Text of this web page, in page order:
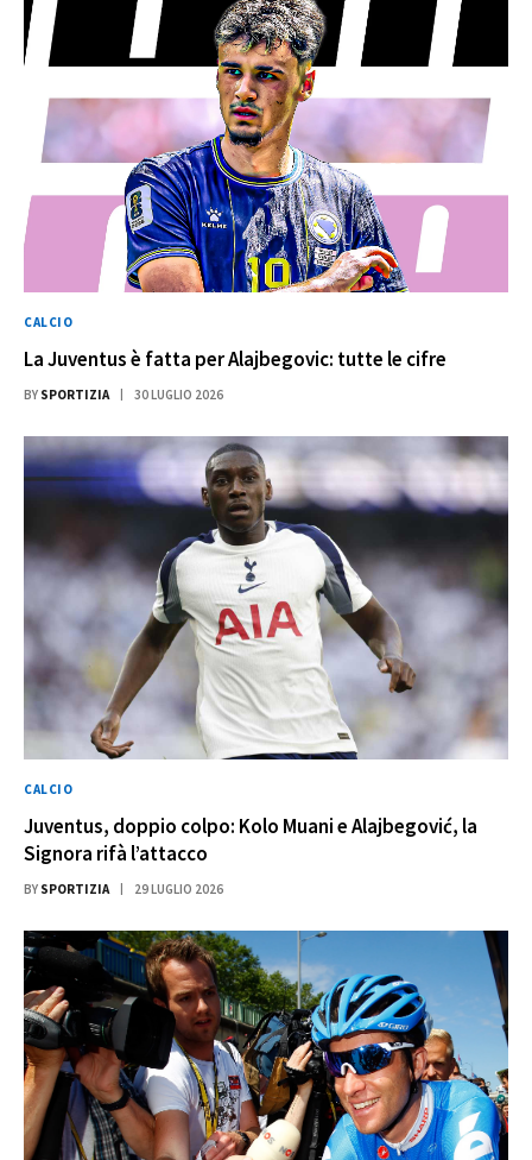
CALCIO
La Juventus è fatta per Alajbegovic: tutte le cifre
BY SPORTIZIA 30 LUGLIO 2026
CALCIO
Juventus, doppio colpo: Kolo Muani e Alajbegović, la
Signora rifà l’attacco
BY SPORTIZIA 29 LUGLIO 2026